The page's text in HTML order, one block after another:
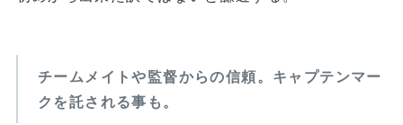
チームメイトや監督からの信頼。キャプテンマー
クを託される事も。